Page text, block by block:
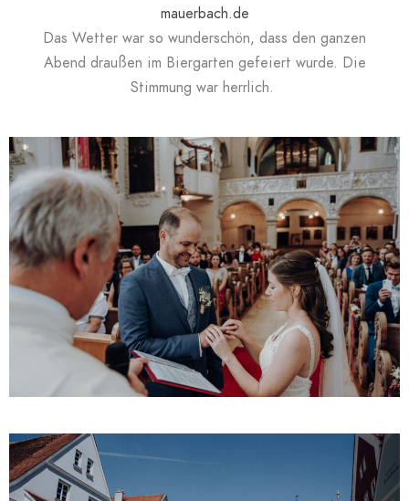
mauerbach.de
Das Wetter war so wunderschön, dass den ganzen
Abend draußen im Biergarten gefeiert wurde. Die
Stimmung war herrlich.